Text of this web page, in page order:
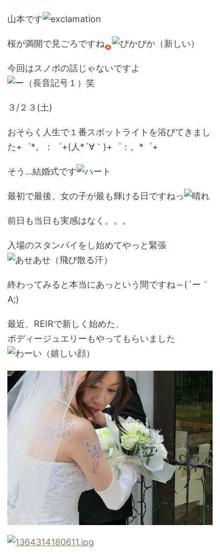
山本です
桜が満開で見ごろですね
今回はスノボの話じゃないですよ
笑
３/２３(土)
おそらく人生で１番スポットライトを浴びてきまし
た+゜*。：゜+(人*´∀｀)+゜：。*゜+
そう…結婚式です
最初で最後、女の子が最も輝ける日ですねっ
前日も当日も実感はなく。。。
入場のスタンバイをし始めてやっと緊張
終わってみると本当にあっという間ですね～(´ー｀
A;)
最近、REIRで新しく始めた、
ボディージュエリーもやってもらいました